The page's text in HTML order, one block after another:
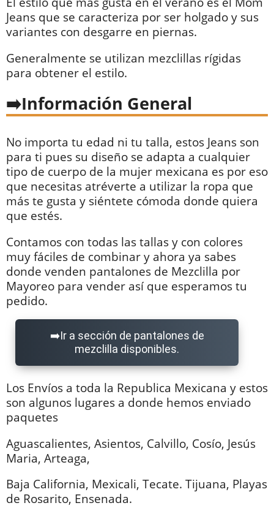
Jeans que se caracteriza por ser holgado y sus
variantes con desgarre en piernas.
Generalmente se utilizan mezclillas rígidas
para obtener el estilo.
Información General
No importa tu edad ni tu talla, estos Jeans son
para ti pues su diseño se adapta a cualquier
tipo de cuerpo de la mujer mexicana es por eso
que necesitas atréverte a utilizar la ropa que
más te gusta y siéntete cómoda donde quiera
que estés.
Contamos con todas las tallas y con colores
muy fáciles de combinar y ahora ya sabes
donde venden pantalones de Mezclilla por
Mayoreo para vender así que esperamos tu
pedido.
Ir a sección de pantalones de
mezclilla disponibles.
Los Envíos a toda la Republica Mexicana y estos
son algunos lugares a donde hemos enviado
paquetes
Aguascalientes, Asientos, Calvillo, Cosío, Jesús
Maria, Arteaga,
Baja California, Mexicali, Tecate. Tijuana, Playas
de Rosarito, Ensenada.